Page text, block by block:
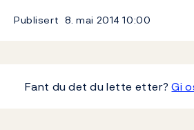
Publisert 8. mai 201410:00
Fant du det du lette etter?Gi